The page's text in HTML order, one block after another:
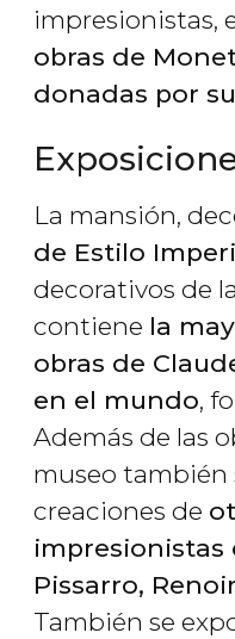
impresionistas,
obras de
donadas por
La mansión,
de Estilo
decorativos de
contiene la
obras de
en el mundo,
Además de las
museo también
creaciones de
impresionistas
Pissarro,
También se